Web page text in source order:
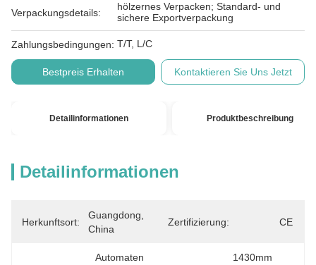
Verpackungsdetails:
hölzernes Verpacken; Standard- und
sichere Exportverpackung
Zahlungsbedingungen: T/T, L/C
Bestpreis Erhalten Kontaktieren Sie Uns Jetzt
Detailinformationen Produktbeschreibung
Detailinformationen
Herkunftsort:
Guangdong,
China
Zertifizierung: CE
Automaten
1430mm